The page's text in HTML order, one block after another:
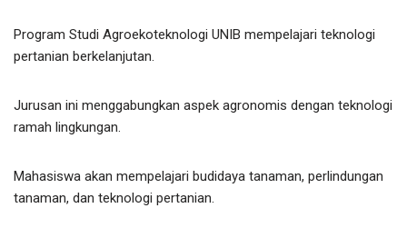
Program Studi Agroekoteknologi UNIB mempelajari teknologi
pertanian berkelanjutan.
Jurusan ini menggabungkan aspek agronomis dengan teknologi
ramah lingkungan.
Mahasiswa akan mempelajari budidaya tanaman, perlindungan
tanaman, dan teknologi pertanian.